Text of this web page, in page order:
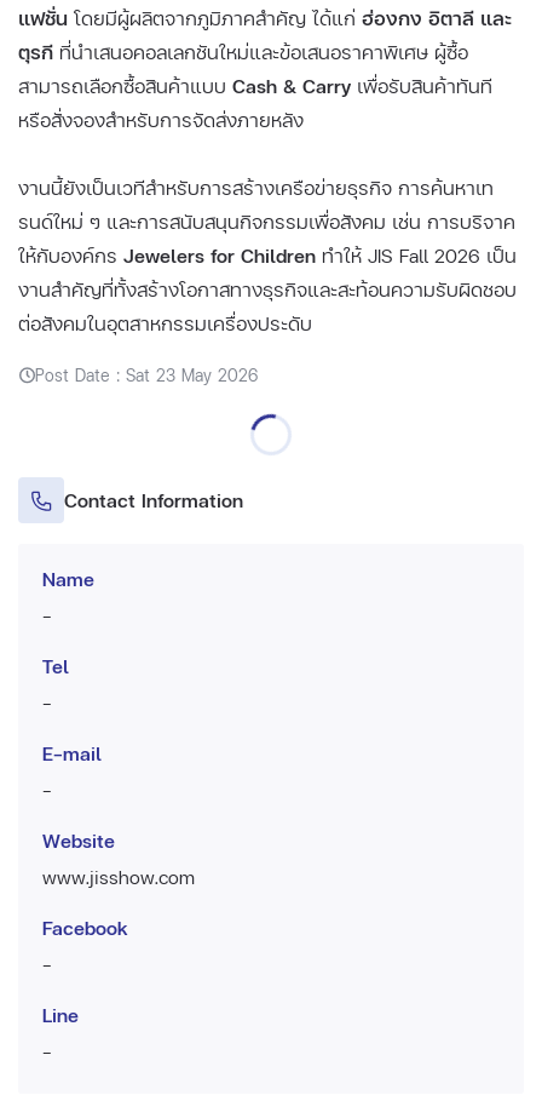
แฟชั่น โดยมีผู้ผลิตจากภูมิภาคสำคัญ ได้แก่ ฮ่องกง อิตาลี และ
ตุรกี ที่นำเสนอคอลเลกชันใหม่และข้อเสนอราคาพิเศษ ผู้ซื้อ
สามารถเลือกซื้อสินค้าแบบ Cash & Carry เพื่อรับสินค้าทันที
หรือสั่งจองสำหรับการจัดส่งภายหลัง
งานนี้ยังเป็นเวทีสำหรับการสร้างเครือข่ายธุรกิจ การค้นหาเท
รนด์ใหม่ ๆ และการสนับสนุนกิจกรรมเพื่อสังคม เช่น การบริจาค
ให้กับองค์กร Jewelers for Children ทำให้ JIS Fall 2026 เป็น
งานสำคัญที่ทั้งสร้างโอกาสทางธุรกิจและสะท้อนความรับผิดชอบ
ต่อสังคมในอุตสาหกรรมเครื่องประดับ
Post Date : Sat 23 May 2026
Contact Information
Name
-
Tel
-
E-mail
-
Website
www.jisshow.com
Facebook
-
Line
-